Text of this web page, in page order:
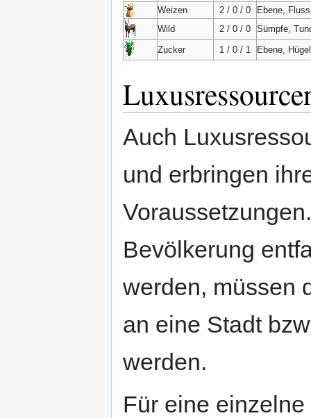
Weizen
2 / 0 / 0
Ebene,
Wild
2 / 0 / 0 Sümpfe,
Zucker
1 / 0 / 1 Ebene, Hügel
Auch
und erbringen
Bevölkerung
werden, müssen
an eine Stadt
werden.
Für eine